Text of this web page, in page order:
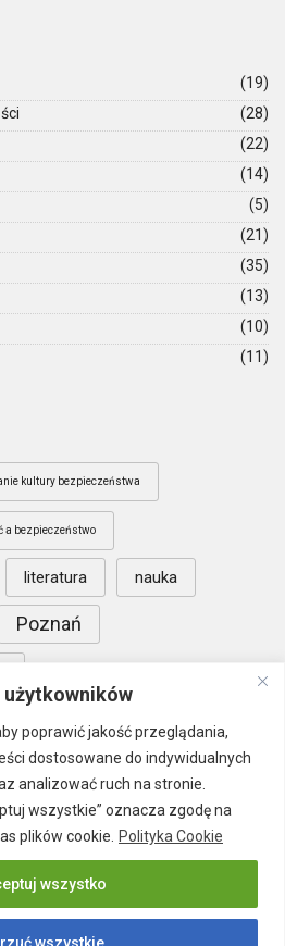
użytkowników
poprawić jakość przeglądania,
dostosowane do indywidualnych
analizować ruch na stronie.
wszystkie” oznacza zgodę na
plików cookie. Polityka Cookie
wszystkie
wszystko
(19)
(28)
(22)
(14)
(5)
(21)
(35)
(13)
(10)
(11)
kultury bezpieczeństwa
a bezpieczeństwo
literatura nauka
Poznań